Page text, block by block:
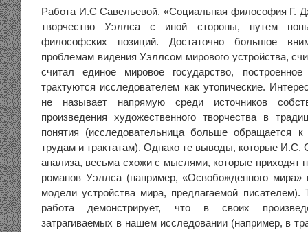
Работа И.С Савельевой. «Социальная философия Г.
творчество Уэллса с иной стороны, путем
философских позиций. Достаточно большое
проблемам видения Уэллсом мирового устройства,
считал единое мировое государство,
трактуются исследователем как утопические.
не называет напрямую среди источников
произведения художественного творчества в
понятия (исследовательница больше обращается к
трудам и трактатам). Однако те выводы, которые И.С.
анализа, весьма схожи с мыслями, которые приходят
романов Уэллса (например, «Освобожденного мира»
модели устройства мира, предлагаемой писателем).
работа демонстрирует, что в своих
затрагиваемых в нашем исследовании (например, в